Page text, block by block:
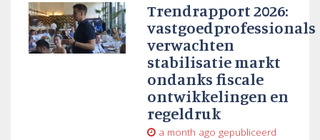
Trendrapport 2026:
vastgoedprofessionals
verwachten
stabilisatie markt
ondanks fiscale
ontwikkelingen en
regeldruk
a month ago gepubliceerd